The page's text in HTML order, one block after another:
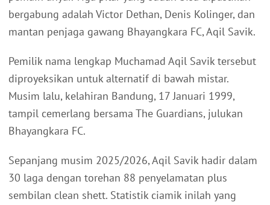
bergabung adalah Victor Dethan, Denis Kolinger, dan
mantan penjaga gawang Bhayangkara FC, Aqil Savik.
Pemilik nama lengkap Muchamad Aqil Savik tersebut
diproyeksikan untuk alternatif di bawah mistar.
Musim lalu, kelahiran Bandung, 17 Januari 1999,
tampil cemerlang bersama The Guardians, julukan
Bhayangkara FC.
Sepanjang musim 2025/2026, Aqil Savik hadir dalam
30 laga dengan torehan 88 penyelamatan plus
sembilan clean shett. Statistik ciamik inilah yang